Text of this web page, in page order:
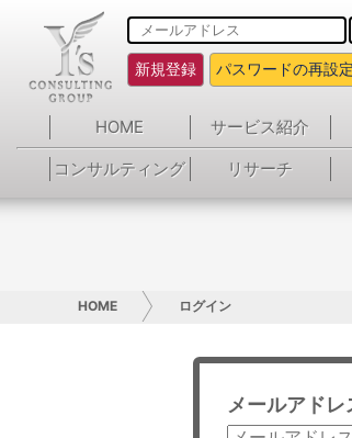
新規登録 パスワードの再設定
HOME サービス紹介
コンサルティング
リサーチ
HOME ログイン
メールアドレ